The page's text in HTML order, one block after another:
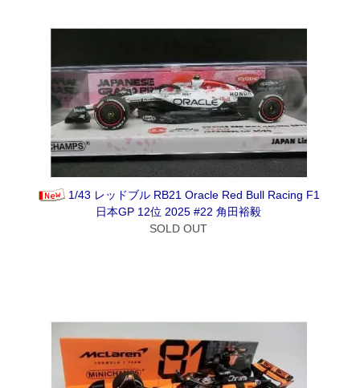
1/43 レッドブル RB21 Oracle Red Bull Racing F1
日本GP 12位 2025 #22 角田裕毅
SOLD OUT